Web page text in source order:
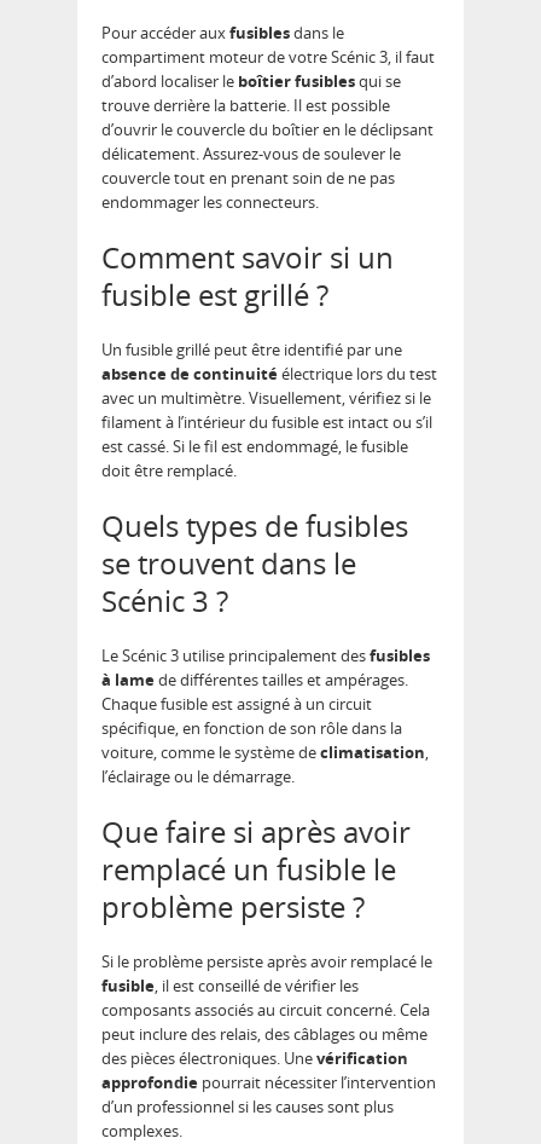
Pour accéder auxfusiblesdans le
compartiment moteur de votre Scénic 3, il faut
d’abord localiser le boîtier fusiblesqui se
trouve derrière la batterie. Il est possible
d’ouvrir le couvercle du boîtier en le déclipsant
délicatement. Assurez-vous de soulever le
couvercle tout en prenant soin de ne pas
endommager les connecteurs.
Comment savoir si un
fusible est grillé ?
Un fusible grillé peut être identifié par une
absence de continuitéélectrique lors du test
avec un multimètre. Visuellement, vérifiez si le
filament à l’intérieur du fusible est intact ou s’il
est cassé. Si le fil est endommagé, le fusible
doit être remplacé.
Quels types de fusibles
se trouvent dans le
Scénic 3 ?
Le Scénic 3 utilise principalement desfusibles
à lamede différentes tailles et ampérages.
Chaque fusible est assigné à un circuit
spécifique, en fonction de son rôle dans la
voiture, comme le système declimatisation,
l’éclairage ou le démarrage.
Que faire si après avoir
remplacé un fusible le
problème persiste ?
Si le problème persiste après avoir remplacé le
fusible, il est conseillé de vérifier les
composants associés au circuit concerné. Cela
peut inclure des relais, des câblages ou même
des pièces électroniques. Unevérification
approfondie pourrait nécessiter l’intervention
d’un professionnel si les causes sont plus
complexes.